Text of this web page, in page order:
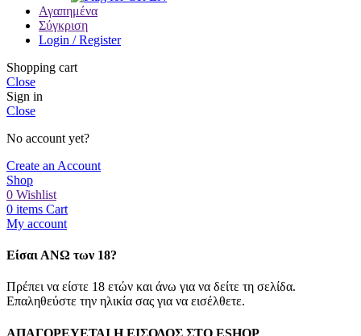
Αγαπημένα
Σύγκριση
Login / Register
Shopping cart
Close
Sign in
Close
No account yet?
Create an Account
Shop
0 Wishlist
0 items Cart
My account
Είσαι ΑΝΩ των 18?
Πρέπει να είστε 18 ετών και άνω για να δείτε τη σελίδα.
Επαληθεύστε την ηλικία σας για να εισέλθετε.
ΑΠΑΓΟΡΕΥΕΤΑΙ Η ΕΙΣΟΔΟΣ ΣΤO ESHOP